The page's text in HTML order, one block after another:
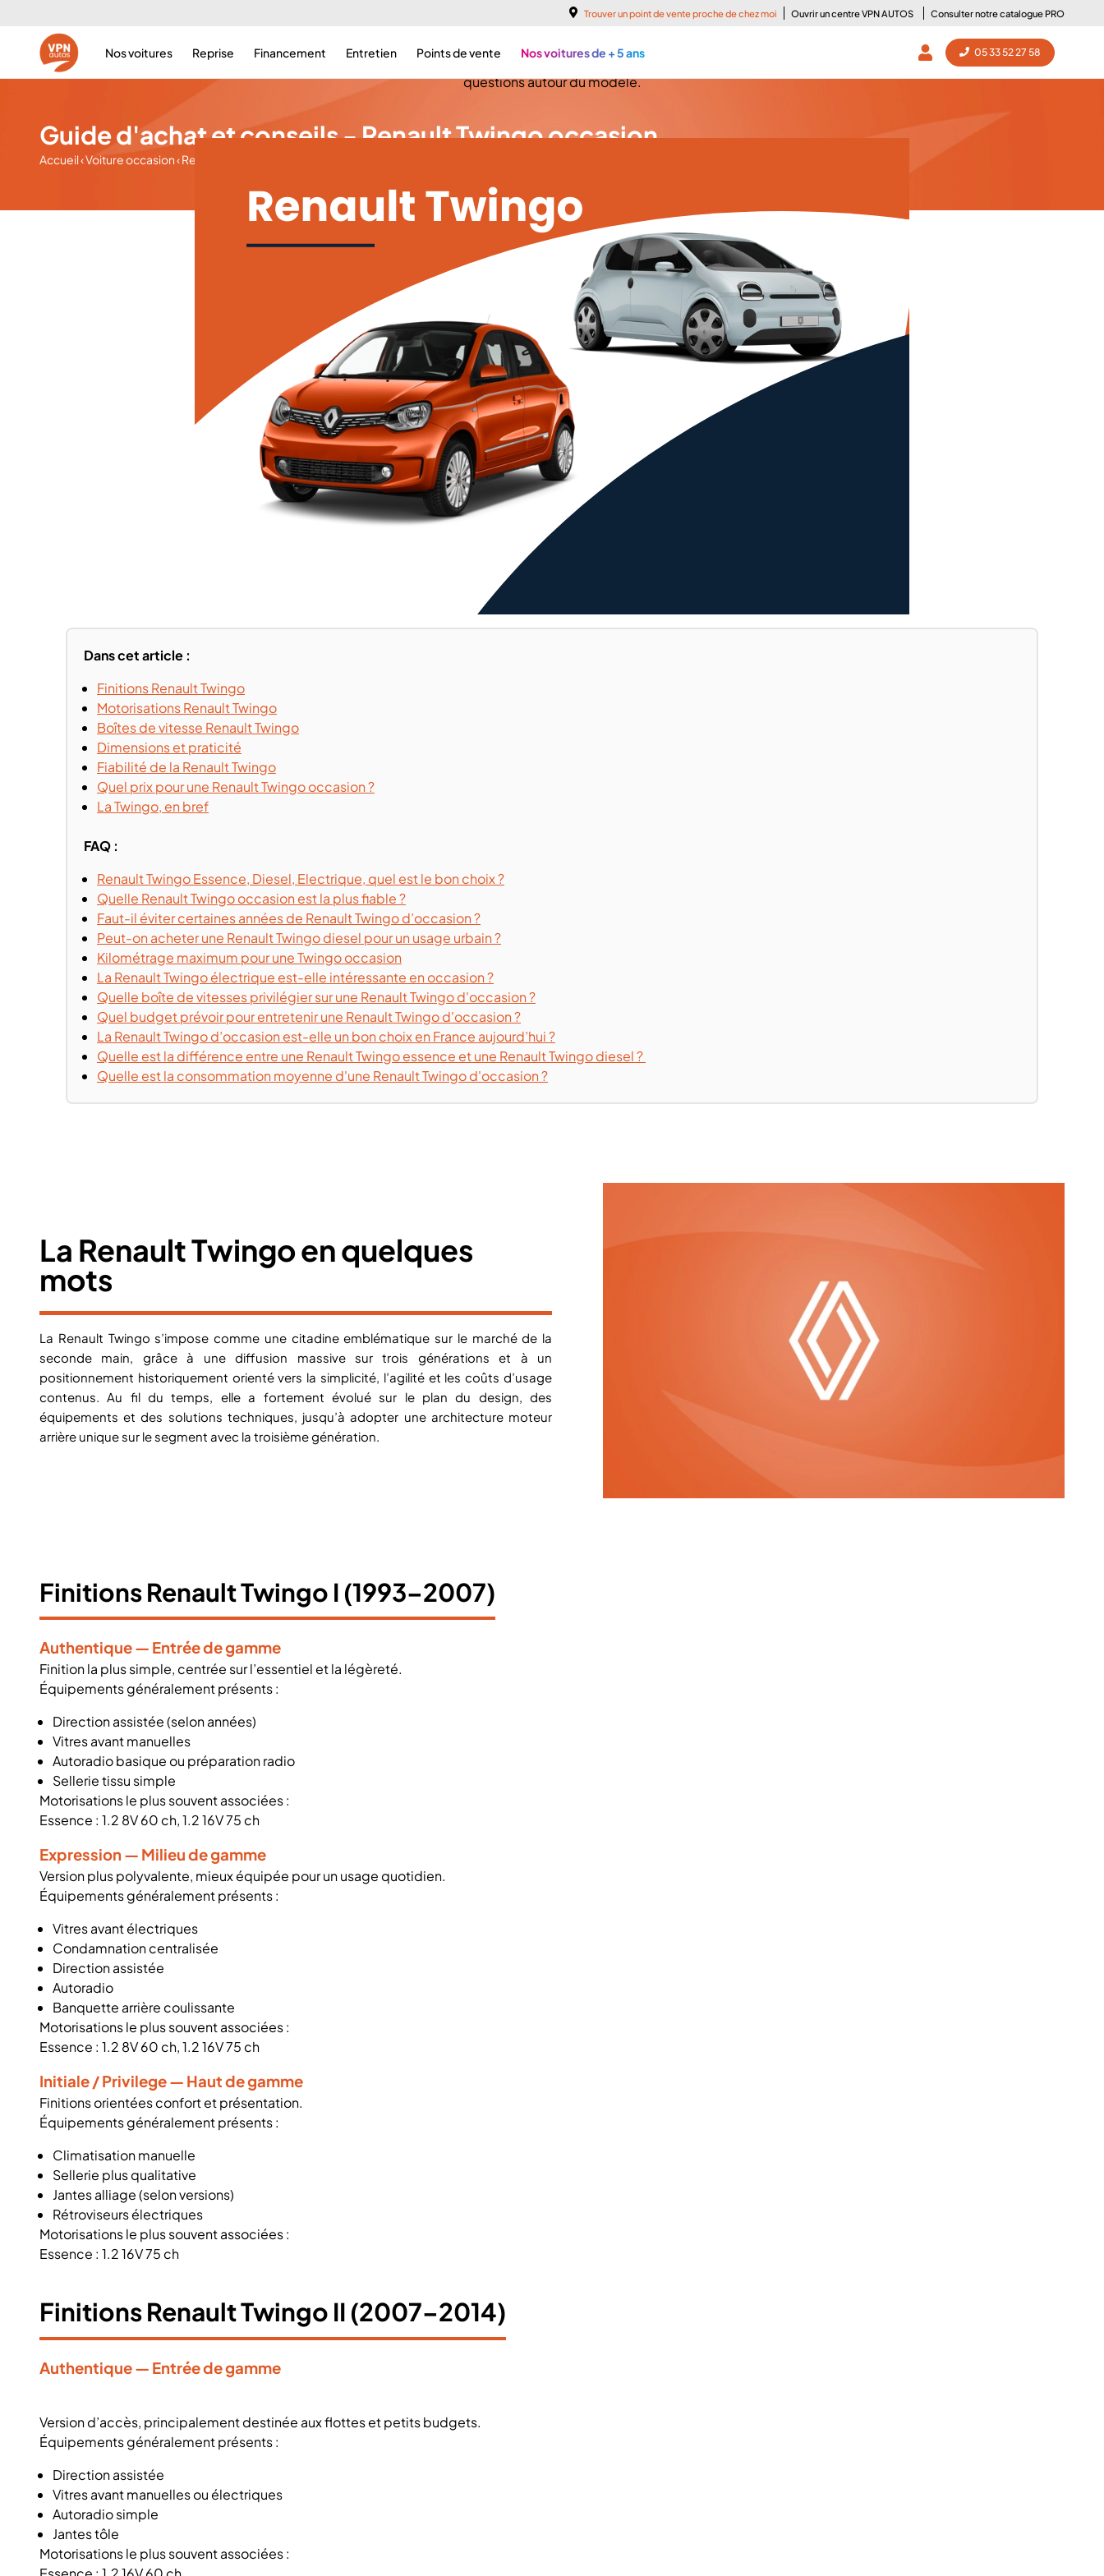
Trouver un point de vente proche de chez moi Ouvrir un centre VPN AUTOS Consulter notre catalogue PRO
05 33 52 27 58
Nos voitures Reprise Financement Entretien Points de vente Nos voitures de + 5 ans
Guide d'achat et conseils - Renault Twingo occasion
Accueil‹Voiture occasion‹Renault
Envie d'acheter une Renault Twingo occasion ? Notre guide d'achat complet vous indique les finitions, les meilleures motorisations, les prix et toutes les
questions autour du modèle.
Dans cet article :
Finitions Renault Twingo
Motorisations Renault Twingo
Boîtes de vitesse Renault Twingo
Dimensions et praticité
Fiabilité de la Renault Twingo
Quel prix pour une Renault Twingo occasion ?
La Twingo, en bref
FAQ :
Renault Twingo Essence, Diesel, Electrique, quel est le bon choix ?
Quelle Renault Twingo occasion est la plus fiable ?
Faut-il éviter certaines années de Renault Twingo d’occasion ?
Peut-on acheter une Renault Twingo diesel pour un usage urbain ?
Kilométrage maximum pour une Twingo occasion
La Renault Twingo électrique est-elle intéressante en occasion ?
Quelle boîte de vitesses privilégier sur une Renault Twingo d'occasion ?
Quel budget prévoir pour entretenir une Renault Twingo d'occasion ?
La Renault Twingo d’occasion est-elle un bon choix en France aujourd’hui ?
Quelle est la différence entre une Renault Twingo essence et une Renault Twingo diesel ?
Quelle est la consommation moyenne d'une Renault Twingo d'occasion ?
La Renault Twingo en quelques
mots
La Renault Twingo s’impose comme une citadine emblématique sur le marché de la
seconde main, grâce à une diffusion massive sur trois générations et à un
positionnement historiquement orienté vers la simplicité, l’agilité et les coûts d’usage
contenus. Au fil du temps, elle a fortement évolué sur le plan du design, des
équipements et des solutions techniques, jusqu’à adopter une architecture moteur
arrière unique sur le segment avec la troisième génération.
Finitions Renault Twingo I (1993–2007)
Authentique — Entrée de gamme
Finition la plus simple, centrée sur l’essentiel et la légèreté.
Équipements généralement présents :
Direction assistée (selon années)
Vitres avant manuelles
Autoradio basique ou préparation radio
Sellerie tissu simple
Motorisations le plus souvent associées :
Essence : 1.2 8V 60 ch, 1.2 16V 75 ch
Expression — Milieu de gamme
Version plus polyvalente, mieux équipée pour un usage quotidien.
Équipements généralement présents :
Vitres avant électriques
Condamnation centralisée
Direction assistée
Autoradio
Banquette arrière coulissante
Motorisations le plus souvent associées :
Essence : 1.2 8V 60 ch, 1.2 16V 75 ch
Initiale / Privilege — Haut de gamme
Finitions orientées confort et présentation.
Équipements généralement présents :
Climatisation manuelle
Sellerie plus qualitative
Jantes alliage (selon versions)
Rétroviseurs électriques
Motorisations le plus souvent associées :
Essence : 1.2 16V 75 ch
Finitions Renault Twingo II (2007–2014)
Authentique — Entrée de gamme
Version d’accès, principalement destinée aux flottes et petits budgets.
Équipements généralement présents :
Direction assistée
Vitres avant manuelles ou électriques
Autoradio simple
Jantes tôle
Motorisations le plus souvent associées :